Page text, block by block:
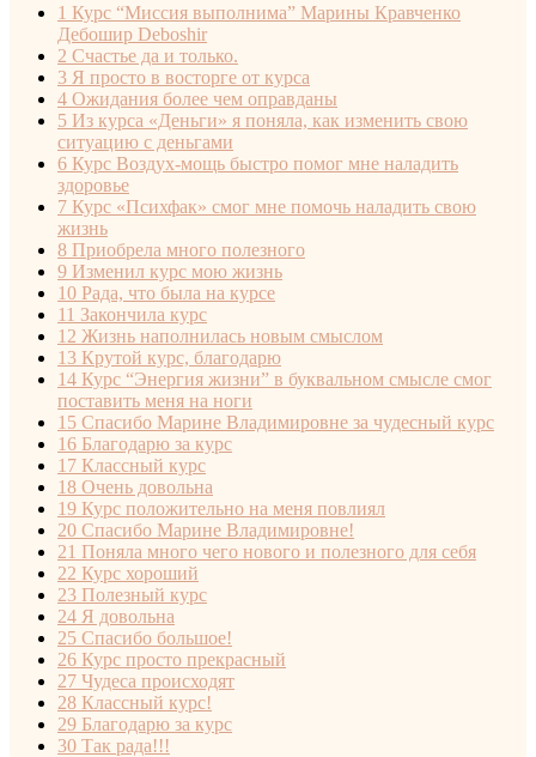
1 Курс “Миссия выполнима” Марины Кравченко
Дебошир Deboshir
2 Счастье да и только.
3 Я просто в восторге от курса
4 Ожидания более чем оправданы
5 Из курса «Деньги» я поняла, как изменить свою
ситуацию c деньгами
6 Курс Воздух-мощь быстро помог мне наладить
здоровье
7 Курс «Психфак» смог мне помочь наладить свою
жизнь
8 Приобрела много полезного
9 Изменил курс мою жизнь
10 Рада, что была на курсе
11 Закончила курс
12 Жизнь наполнилась новым смыслом
13 Крутой курс, благодарю
14 Курс “Энергия жизни” в буквальном смысле смог
поставить меня на ноги
15 Спасибо Марине Владимировне за чудесный курс
16 Благодарю за курс
17 Классный курс
18 Очень довольна
19 Курс положительно на меня повлиял
20 Спасибо Марине Владимировне!
21 Поняла много чего нового и полезного для себя
22 Курс хороший
23 Полезный курс
24 Я довольна
25 Спасибо большое!
26 Курс просто прекрасный
27 Чудеса происходят
28 Классный курс!
29 Благодарю за курс
30 Так рада!!!